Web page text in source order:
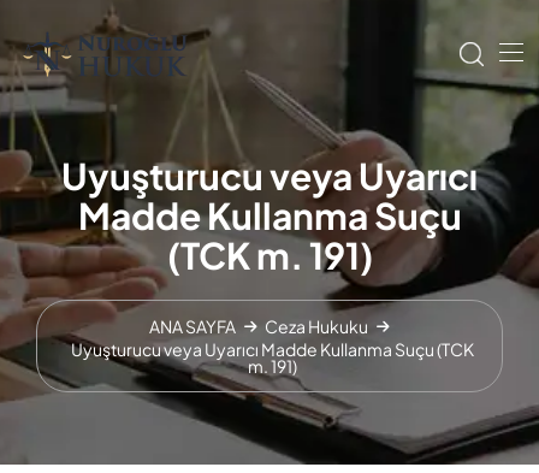
Uyuşturucu veya Uyarıcı
Madde Kullanma Suçu
(TCK m. 191)
ANA SAYFA
Ceza Hukuku
Uyuşturucu veya Uyarıcı Madde Kullanma Suçu (TCK
m. 191)